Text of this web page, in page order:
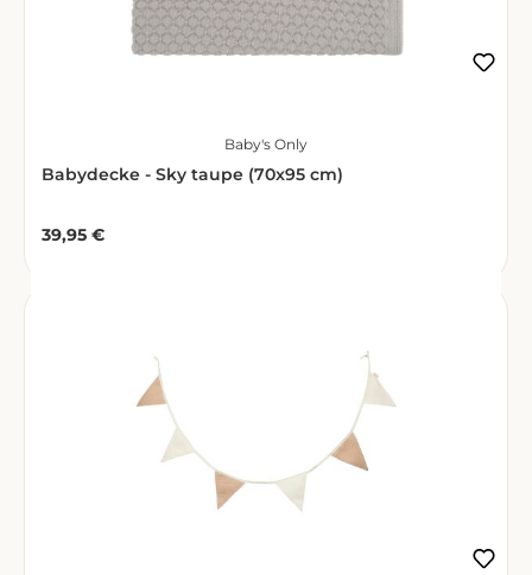
Baby's Only
Babydecke - Sky taupe (70x95 cm)
Regulärer Preis:
39,95 €